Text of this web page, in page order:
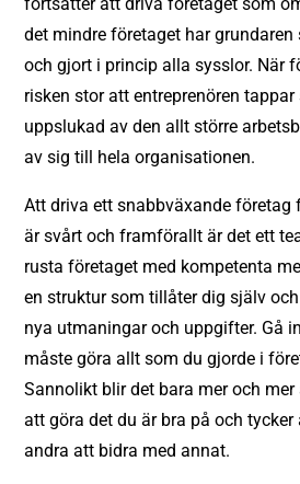
det mindre företaget har
och gjort i princip alla sysslor. När
risken stor att entreprenören
uppslukad av den allt större
av sig till hela organisationen.
Att driva ett snabbväxande företag
är svårt och framförallt är det ett
rusta företaget med kompetenta
en struktur som tillåter dig själv
nya utmaningar och uppgifter. Gå
måste göra allt som du gjorde i
Sannolikt blir det bara mer och
att göra det du är bra på och
andra att bidra med annat.